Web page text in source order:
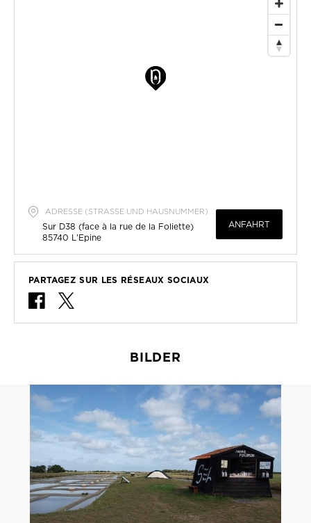
ADRESSE (STRASSE UND HAUSNUMMER)
Sur D38 (face à la rue de la Foliette)
85740 L'Epine
ANFAHRT
PARTAGEZ SUR LES RÉSEAUX SOCIAUX
BILDER